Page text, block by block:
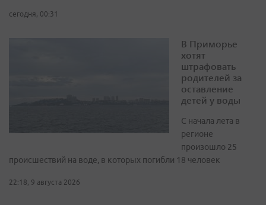
сегодня, 00:31
В Приморье
хотят
штрафовать
родителей за
оставление
детей у воды
С начала лета в
регионе
произошло 25
происшествий на воде, в которых погибли 18 человек
22:18, 9 августа 2026